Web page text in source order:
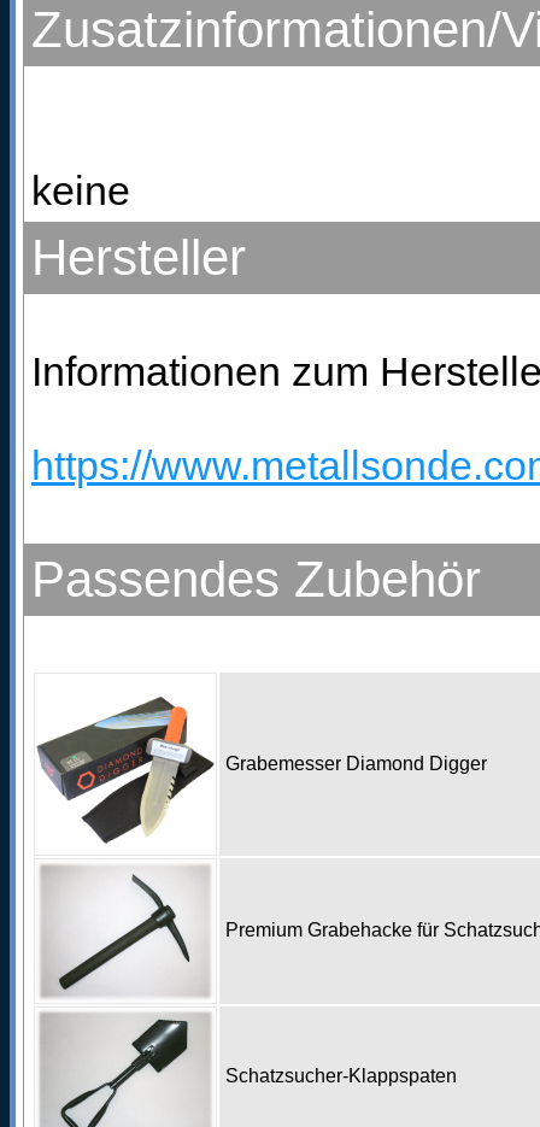
Zusatzinformationen/
keine
Hersteller
Informationen zum
https://
Passendes Zubehör
Grabemesser Diamond Digger
Premium Grabehacke für
Schatzsucher-Klappspaten